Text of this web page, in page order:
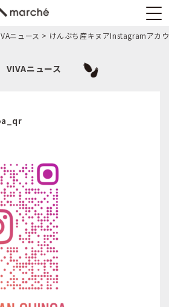
ニュース > けんぶち産キヌアInstagramアカ
VIVAニュース